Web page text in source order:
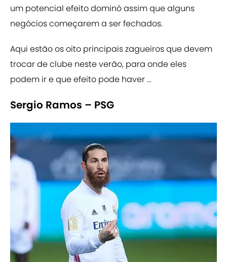
um potencial efeito dominó assim que alguns
negócios começarem a ser fechados.
Aqui estão os oito principais zagueiros que devem
trocar de clube neste verão, para onde eles
podem ir e que efeito pode haver ...
Sergio Ramos – PSG